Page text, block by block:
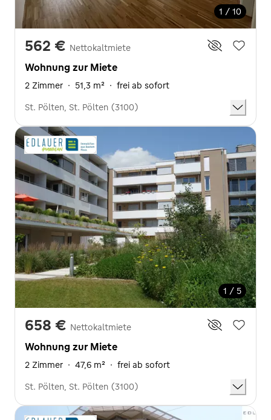
1 / 10
562 € Nettokaltmiete
Wohnung zur Miete
2 Zimmer · 51,3 m² · frei ab sofort
St. Pölten, St. Pölten (3100)
1 / 5
658 € Nettokaltmiete
Wohnung zur Miete
2 Zimmer · 47,6 m² · frei ab sofort
St. Pölten, St. Pölten (3100)